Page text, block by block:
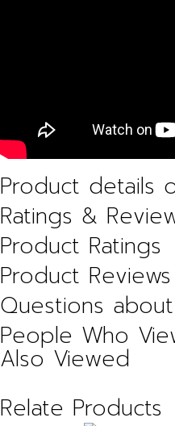
Product details
Ratings &
Product Ratings
Product Reviews
Questions
People Who
Also Viewed
Relate Products